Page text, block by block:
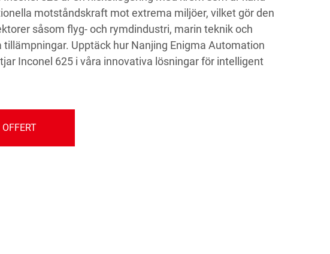
motståndskraft mot extrema miljöer, vilket gör den
såsom flyg- och rymdindustri, marin teknik och
tillämpningar. Upptäck hur Nanjing Enigma Automation
Inconel 625 i våra innovativa lösningar för intelligent
OFFERT